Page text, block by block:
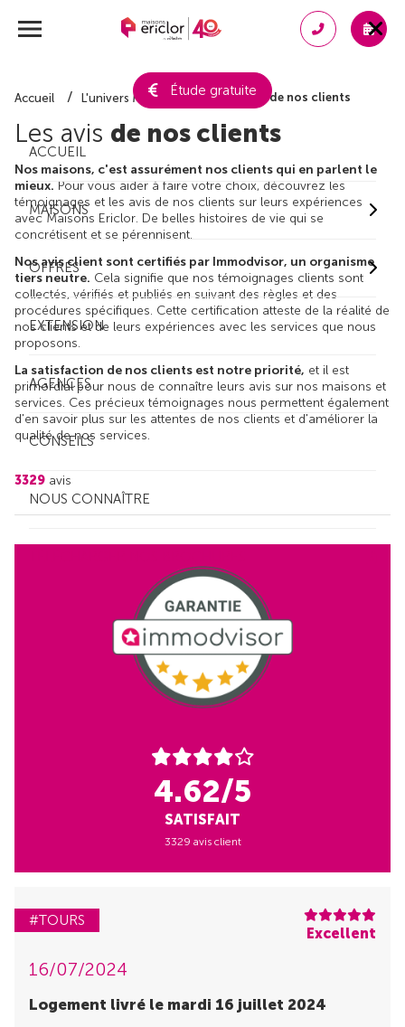
Étude gratuite
ACCUEIL
MAISONS
OFFRES
EXTENSION
AGENCES
CONSEILS
NOUS CONNAÎTRE
Accueil L'univers Maisons Ericlor Avis de nos clients
Les avis de nos clients
Nos maisons, c'est assurément nos clients qui en parlent le
mieux. Pour vous aider à faire votre choix, découvrez les
témoignages et les avis de nos clients sur leurs expériences
avec Maisons Ericlor. De belles histoires de vie qui se
concrétisent et se pérennisent.
Nos avis client sont certifiés par Immodvisor, un organisme
tiers neutre. Cela signifie que nos témoignages clients sont
collectés, vérifiés et publiés en suivant des règles et des
procédures spécifiques. Cette certification atteste de la réalité de
nos clients et de leurs expériences avec les services que nous
proposons.
La satisfaction de nos clients est notre priorité, et il est
primordial pour nous de connaître leurs avis sur nos maisons et
services. Ces précieux témoignages nous permettent également
d'en savoir plus sur les attentes de nos clients et d'améliorer la
qualité de nos services.
3329 avis
4.62/5
SATISFAIT
3329 avis client
#TOURS
Excellent
16/07/2024
Logement livré le mardi 16 juillet 2024